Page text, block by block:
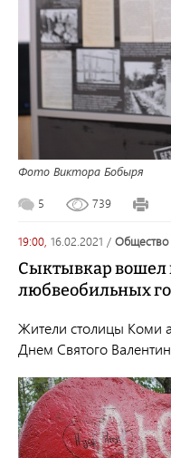
Фото Виктора Бобыря
5 739
19:00, 16.02.2021 / общество
Сыктывкар вошел
любвеобильных
Жители столицы Коми
Днем Святого